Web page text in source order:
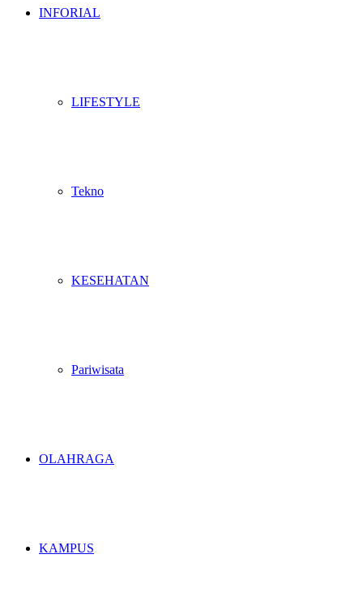
INFORIAL
LIFESTYLE
Tekno
KESEHATAN
Pariwisata
OLAHRAGA
KAMPUS